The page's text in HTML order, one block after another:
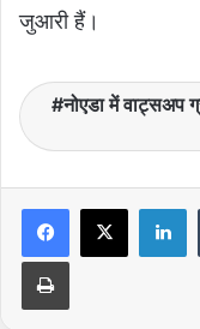
जुआरी हैं।
नोएडा में